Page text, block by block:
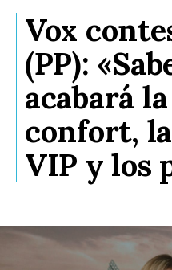
Vox
(PP):
acabará
confort,
VIP y los